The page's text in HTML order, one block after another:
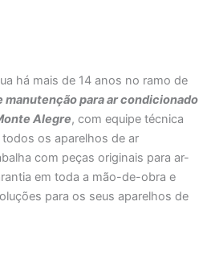
há mais de 14 anos no ramo de
para ar condicionado
Alegre, com equipe técnica
os aparelhos de ar
com peças originais para ar-
em toda a mão-de-obra e
para os seus aparelhos de